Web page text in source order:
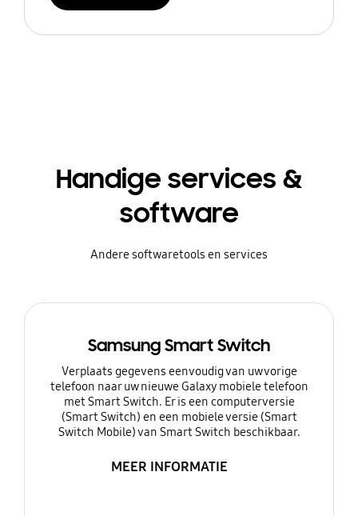
Handige services &
software
Andere softwaretools en services
Samsung Smart Switch
Verplaats gegevens eenvoudig van uw vorige
telefoon naar uw nieuwe Galaxy mobiele telefoon
met Smart Switch. Er is een computerversie
(Smart Switch) en een mobiele versie (Smart
Switch Mobile) van Smart Switch beschikbaar.
MEER INFORMATIE